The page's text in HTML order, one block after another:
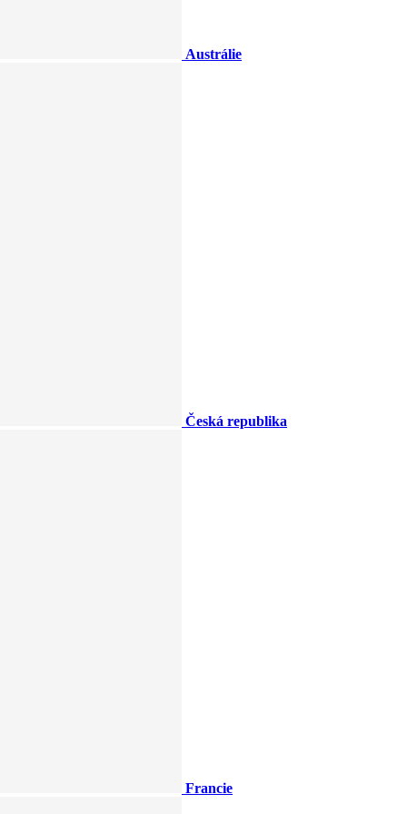
Austrálie
Česká republika
Francie